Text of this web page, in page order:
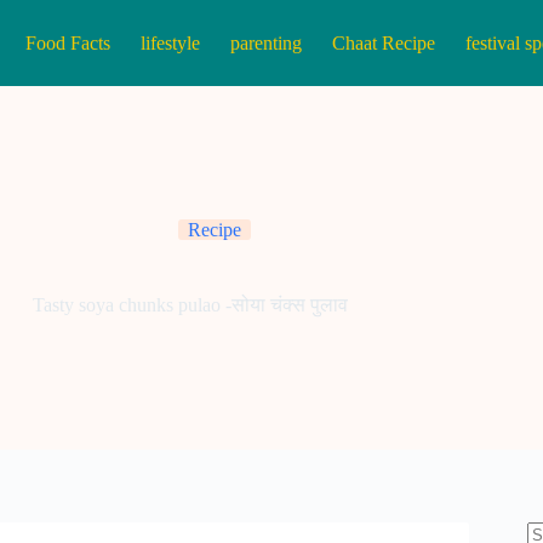
Food Facts lifestyle parenting Chaat Recipe festival
Recipe
Tasty soya chunks pulao -सोया चंक्स पुलाव